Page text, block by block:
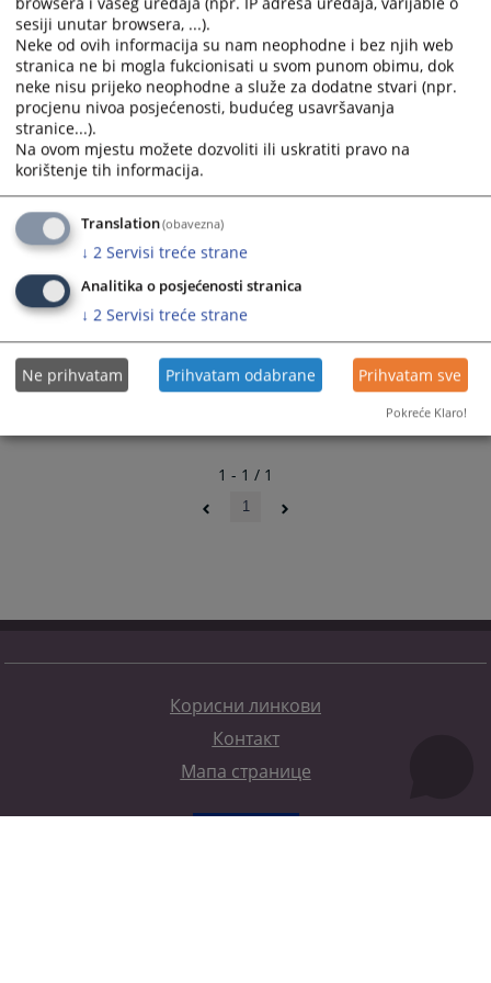
Канцеларија за правну помоћ Брчко дистрикта
БиХ
Правобранилаштво Брчко дистрикта БиХ
1625ПРЕГЛЕДА
1 - 1 / 1
1
Корисни линкови
Контакт
Мапа странице
sesiji unutar browsera, ...).
Neke od ovih informacija su nam neophodne i bez njih web
stranica ne bi mogla fukcionisati u svom punom obimu, dok
neke nisu prijeko neophodne a služe za dodatne stvari (npr.
procjenu nivoa posjećenosti, budućeg usavršavanja
stranice...).
Na ovom mjestu možete dozvoliti ili uskratiti pravo na
korištenje tih informacija.
Translation(obavezna)
↓ 2 Servisi treće strane
Analitika o posjećenosti stranica
↓ 2 Servisi treće strane
Ne prihvatam Prihvatam odabrane Prihvatam sve
Pokreće Klaro!